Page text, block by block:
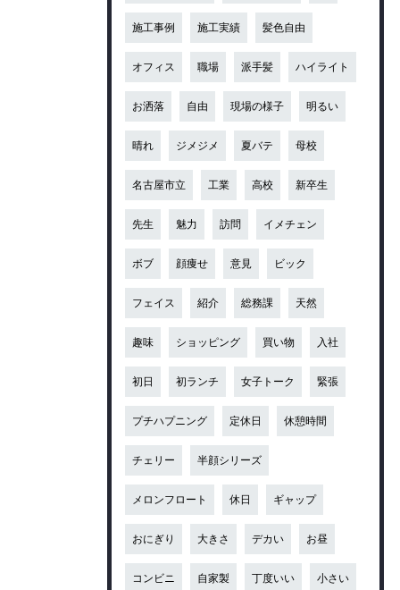
施工事例 施工実績 髪色自由
オフィス 職場 派手髪 ハイライト
お洒落 自由 現場の様子 明るい
晴れ ジメジメ 夏バテ 母校
名古屋市立 工業 高校 新卒生
先生 魅力 訪問 イメチェン
ボブ 顔痩せ 意見 ビック
フェイス 紹介 総務課 天然
趣味 ショッピング 買い物 入社
初日 初ランチ 女子トーク 緊張
プチハプニング 定休日 休憩時間
チェリー 半顔シリーズ
メロンフロート 休日 ギャップ
おにぎり 大きさ デカい お昼
コンビニ 自家製 丁度いい 小さい